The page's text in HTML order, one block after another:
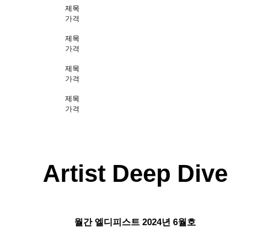
제목
가격
제목
가격
제목
가격
제목
가격
Artist Deep Dive
월간 엘디피스트 2024년 6월호